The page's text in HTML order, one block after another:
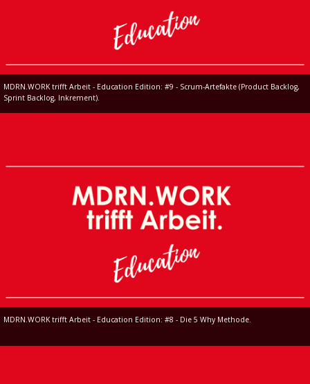
MDRN.WORK trifft Arbeit - Education Edition: #9 - Scrum-Artefakte (Product Backlog,
Sprint Backlog, Inkrement).
MDRN.WORK trifft Arbeit - Education Edition: #8 - Die 5 Why Methode.